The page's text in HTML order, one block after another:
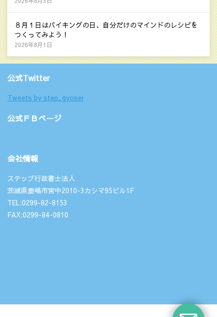
８月１日はバイキングの日、自分だけのマインドのレシピを
つくってみよう！
2026年8月1日
公式Twitter
Tweets by step_gyosei
公式ＦＢページ
会社情報
ステップ行政書士法人
茨城県鹿嶋市宮中2010-3カシマ95ビル1F
TEL:0299-82-8153
FAX:0299-84-0810